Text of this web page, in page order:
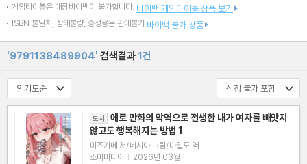
게임타이틀은 매장바이백이 불가합니다. 바이백 게임타이틀 상품 보기
ISBN 불일치, 상태불량, 증정용은 판매불가 바이백 불가 상품
'9791138489904' 검색결과1건
도서
에로 만화의 악역으로 전생한 내가 여자를 빼앗지
않고도 행복해지는 방법 1
미즈가메 저/네시아 그림/마일도 역
소미미디어 | 2026년 03월